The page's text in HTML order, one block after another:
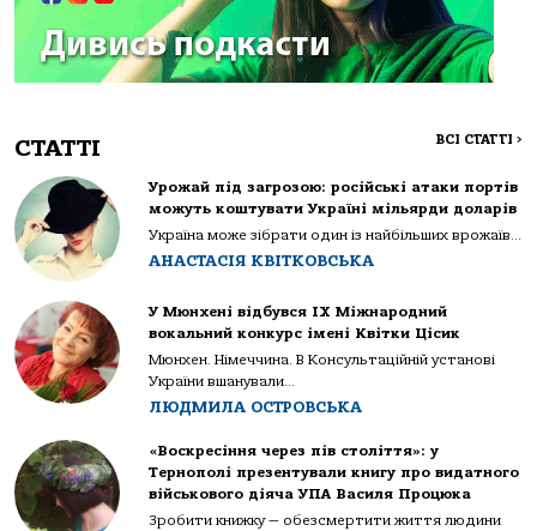
СТАТТІ ВСІ СТАТТІ >
Урожай під загрозою: російські атаки портів
можуть коштувати Україні мільярди доларів
Україна може зібрати один із найбільших врожаїв...
АНАСТАСІЯ КВІТКОВСЬКА
У Мюнхені відбувся IX Міжнародний
вокальний конкурс імені Квітки Цісик
Мюнхен. Німеччина. В Консультаційній установі
України вшанували...
ЛЮДМИЛА ОСТРОВСЬКА
«Воскресіння через пів століття»: у
Тернополі презентували книгу про видатного
військового діяча УПА Василя Процюка
Зробити книжку — обезсмертити життя людини